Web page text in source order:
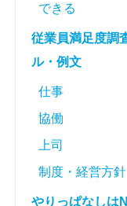
できる
従業員満足度調
ル・例文
仕事
協働
上司
制度・経営方針
やりっぱなしは